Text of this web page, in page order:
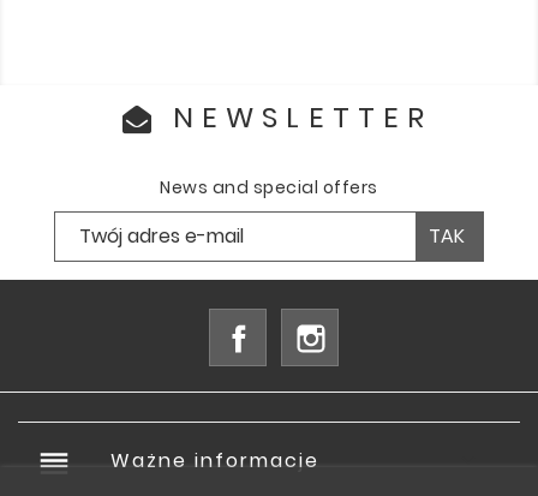
NEWSLETTER
News and special offers
Facebook
reorder Ważne informacje